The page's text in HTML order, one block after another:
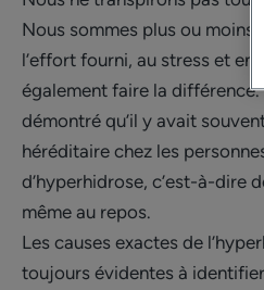
Nous sommes plus ou moins
l’effort fourni, au stress et
également faire la
démontré qu’il y avait
héréditaire chez les
d’hyperhidrose, c’est-à-dire
même au repos.
Les causes exactes de
toujours évidentes à